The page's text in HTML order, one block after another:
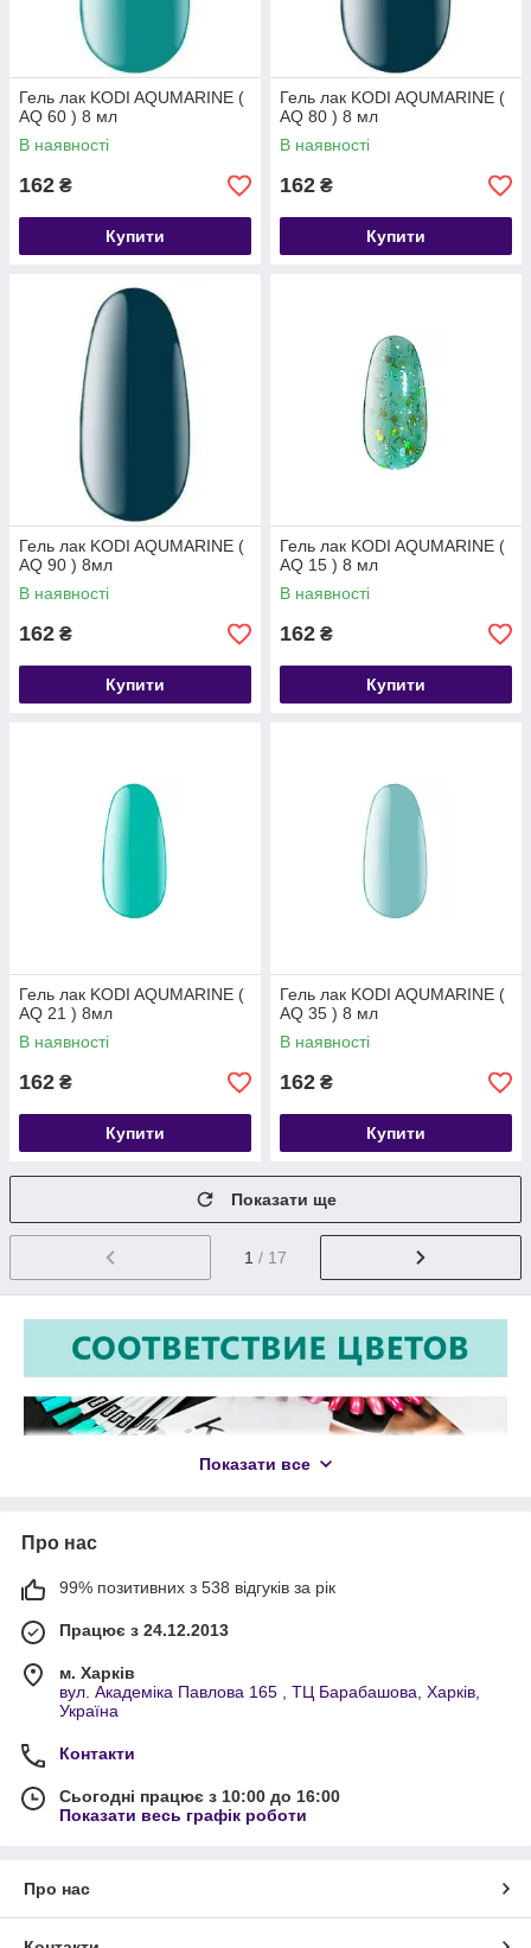
Гель лак KODI AQUMARINE (
AQ 60 ) 8 мл
В наявності
162 ₴
Купити
Гель лак KODI AQUMARINE (
AQ 80 ) 8 мл
В наявності
162 ₴
Купити
Гель лак KODI AQUMARINE (
AQ 90 ) 8мл
В наявності
162 ₴
Купити
Гель лак KODI AQUMARINE (
AQ 15 ) 8 мл
В наявності
162 ₴
Купити
Гель лак KODI AQUMARINE (
AQ 21 ) 8мл
В наявності
162 ₴
Купити
Гель лак KODI AQUMARINE (
AQ 35 ) 8 мл
В наявності
162 ₴
Купити
Показати ще
1 / 17
Показати все
Про нас
99% позитивних з 538 відгуків за рік
Працює з 24.12.2013
м. Харків
вул. Академіка Павлова 165 , ТЦ Барабашова, Харків,
Україна
Контакти
Сьогодні працює з 10:00 до 16:00
Показати весь графік роботи
Про нас